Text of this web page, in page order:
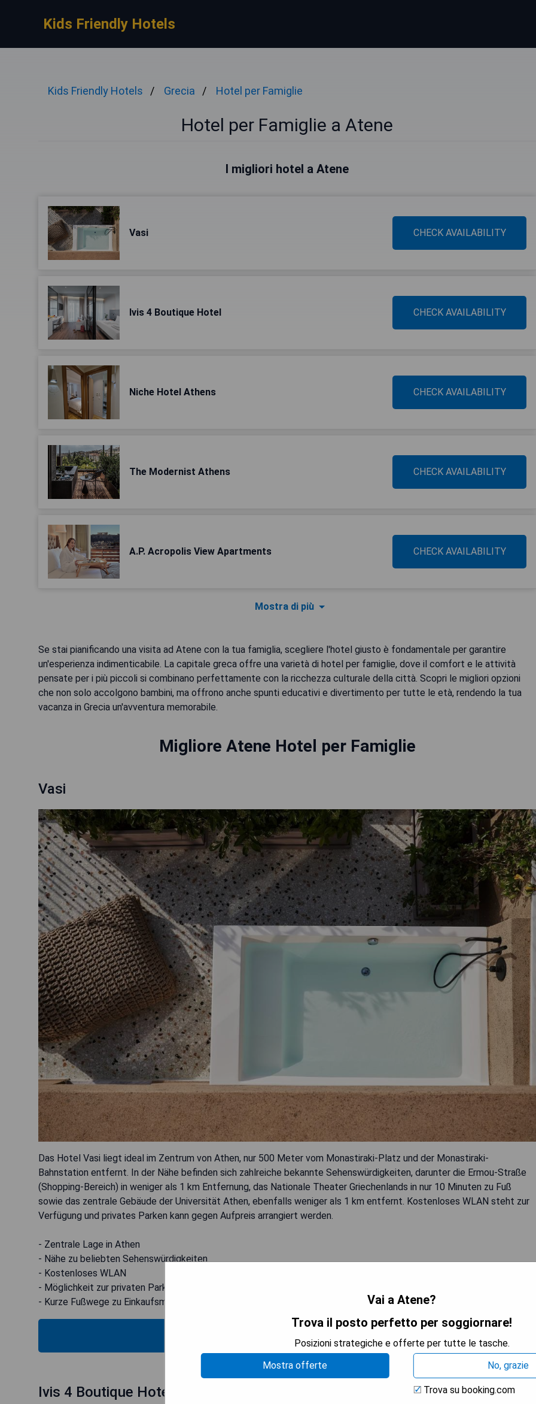
Kids Friendly Hotels
Kids Friendly Hotels Grecia Hotel per Famiglie
Hotel per Famiglie a Atene
I migliori hotel a Atene
Vasi CHECK AVAILABILITY
Ivis 4 Boutique Hotel CHECK AVAILABILITY
Niche Hotel Athens CHECK AVAILABILITY
The Modernist Athens CHECK AVAILABILITY
A.P. Acropolis View Apartments CHECK AVAILABILITY
Mostra di più
Se stai pianificando una visita ad Atene con la tua famiglia, scegliere l'hotel giusto è fondamentale per garantire
un'esperienza indimenticabile. La capitale greca offre una varietà di hotel per famiglie, dove il comfort e le attività
pensate per i più piccoli si combinano perfettamente con la ricchezza culturale della città. Scopri le migliori opzioni
che non solo accolgono bambini, ma offrono anche spunti educativi e divertimento per tutte le età, rendendo la tua
vacanza in Grecia un'avventura memorabile.
Migliore Atene Hotel per Famiglie
Vasi
Das Hotel Vasi liegt ideal im Zentrum von Athen, nur 500 Meter vom Monastiraki-Platz und der Monastiraki-
Bahnstation entfernt. In der Nähe befinden sich zahlreiche bekannte Sehenswürdigkeiten, darunter die Ermou-Straße
(Shopping-Bereich) in weniger als 1 km Entfernung, das Nationale Theater Griechenlands in nur 10 Minuten zu Fuß
sowie das zentrale Gebäude der Universität Athen, ebenfalls weniger als 1 km entfernt. Kostenloses WLAN steht zur
Verfügung und privates Parken kann gegen Aufpreis arrangiert werden.
- Zentrale Lage in Athen
- Nähe zu beliebten Sehenswürdigkeiten
- Kostenloses WLAN
- Möglichkeit zur privaten Parkplatzreservierung
- Kurze Fußwege zu Einkaufsmöglichkeiten und Restaurants
Ivis 4 Boutique Hotel
Vai a Atene?
Trova il posto perfetto per soggiornare!
Posizioni strategiche e offerte per tutte le tasche.
Mostra offerte
No, grazie
Trova su booking.com